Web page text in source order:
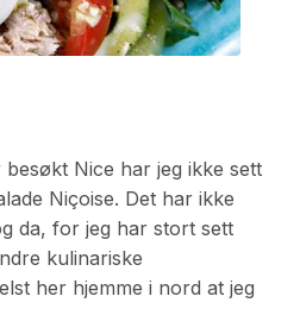
Nice har jeg ikke sett
Niçoise. Det har ikke
da, for jeg har stort sett
kulinariske
her hjemme i nord at jeg